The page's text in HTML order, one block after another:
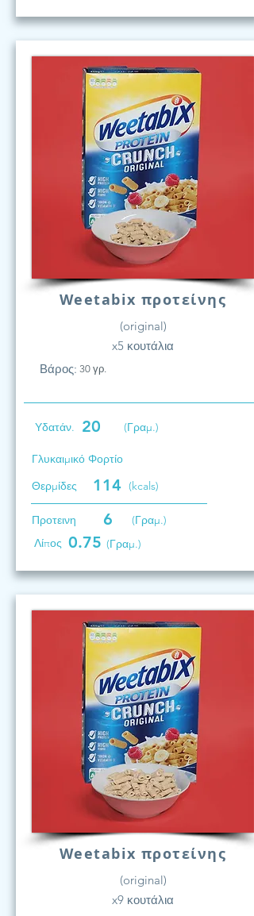
Weetabix προτείνης
(original)
x5 κουτάλια
Βάρος: 30 γρ.
Υδατάν. 20 (Γραμ.)
Γλυκαιμικό Φορτίο
Θερμίδες
114 (kcals)
Προτεινη 6
(Γραμ.)
Λίπος 0.75 (Γραμ.)
Weetabix προτείνης
(original)
x9 κουτάλια